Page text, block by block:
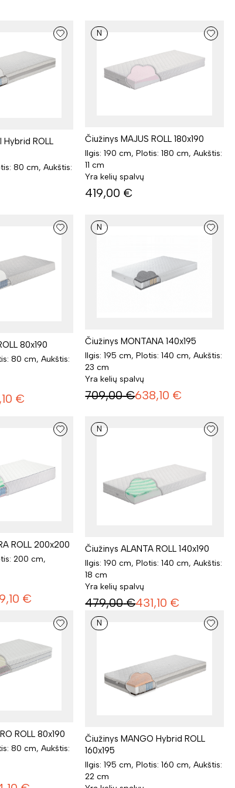
Hybrid ROLL
80 cm, Aukštis:
N
Čiužinys MAJUS ROLL 180x190
Ilgis: 190 cm, Plotis: 180 cm, Aukštis:
11 cm
Yra kelių spalvų
419,00 €
80x190
80 cm, Aukštis:
€
N
Čiužinys MONTANA 140x195
Ilgis: 195 cm, Plotis: 140 cm, Aukštis:
23 cm
Yra kelių spalvų
709,00 €638,10 €
ROLL 200x200
200 cm,
€
N
Čiužinys ALANTA ROLL 140x190
Ilgis: 190 cm, Plotis: 140 cm, Aukštis:
18 cm
Yra kelių spalvų
479,00 €431,10 €
ROLL 80x190
80 cm, Aukštis:
N
Čiužinys MANGO Hybrid ROLL
160x195
Ilgis: 195 cm, Plotis: 160 cm, Aukštis:
22 cm